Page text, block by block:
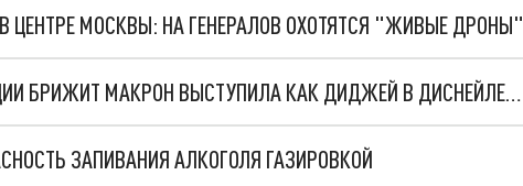
ЦЕНТРЕ МОСКВЫ: НА ГЕНЕРАЛОВ ОХОТЯТСЯ "ЖИВЫЕ ДРОНЫ"
72-ЛЕТНЯЯ ПЕРВАЯ ЛЕДИ ФРАНЦИИ БРИЖИТ МАКРОН ВЫСТУПИЛА КАК ДИДЖЕЙ В ДИСНЕЙЛЕНДЕ
ЗАПИВАНИЯ АЛКОГОЛЯ ГАЗИРОВКОЙ